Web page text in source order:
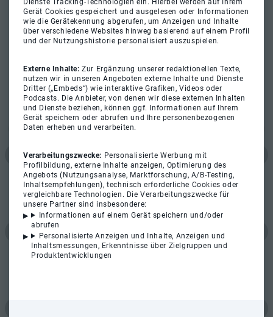
Dienste Tracking-Technologien ein. Hierbei werden auf Ihrem
Gerät Cookies gespeichert und ausgelesen oder Informationen
wie die Gerätekennung abgerufen, um Anzeigen und Inhalte
über verschiedene Websites hinweg basierend auf einem Profil
und der Nutzungshistorie personalisiert auszuspielen.
Externe Inhalte:Zur Ergänzung unserer redaktionellen Texte,
nutzen wir in unseren Angeboten externe Inhalte und Dienste
Dritter („Embeds“) wie interaktive Grafiken, Videos oder
Podcasts. Die Anbieter, von denen wir diese externen Inhalten
und Dienste beziehen, können ggf. Informationen auf Ihrem
Gerät speichern oder abrufen und Ihre personenbezogenen
Daten erheben und verarbeiten.
Verarbeitungszwecke: Personalisierte Werbung mit
Profilbildung, externe Inhalte anzeigen, Optimierung des
Angebots (Nutzungsanalyse, Marktforschung, A/B-Testing,
Inhaltsempfehlungen), technisch erforderliche Cookies oder
vergleichbare Technologien. Die Verarbeitungszwecke für
unsere Partner sind insbesondere:
Informationen auf einem Gerät speichern und/oder
abrufen
Personalisierte Anzeigen und Inhalte, Anzeigen und
Inhaltsmessungen, Erkenntnisse über Zielgruppen und
Produktentwicklungen